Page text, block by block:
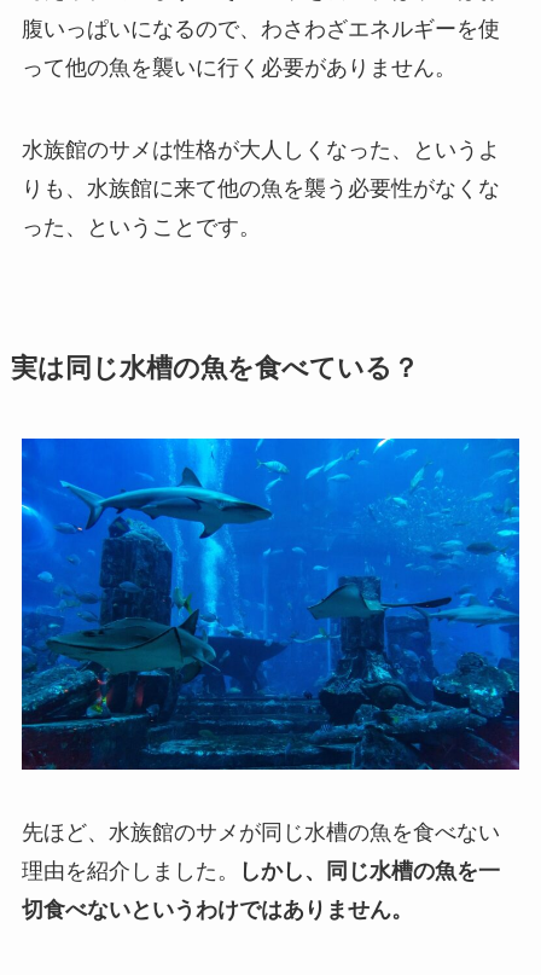
腹いっぱいになるので、わさわざエネルギーを使
って他の魚を襲いに行く必要がありません。
水族館のサメは性格が大人しくなった、というよ
りも、水族館に来て他の魚を襲う必要性がなくな
った、ということです。
実は同じ水槽の魚を食べている？
先ほど、水族館のサメが同じ水槽の魚を食べない
理由を紹介しました。
しかし、同じ水槽の魚を一
切食べないというわけではありません。